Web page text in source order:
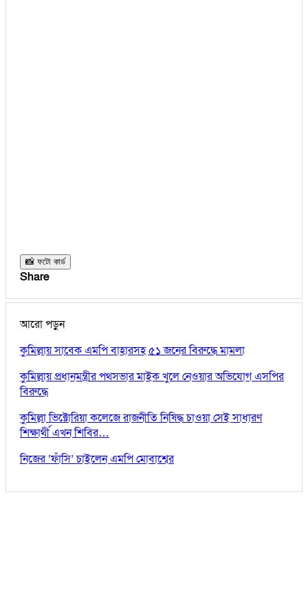
📸 ফটো কার্ড
Share
আরো পড়ুন
কুমিল্লায় সাবেক এমপি বাহারসহ ৫১ জনের বিরুদ্ধে মামলা
কুমিল্লায় প্রধানমন্ত্রীর পথসভার মাইক খুলে নেওয়ার অভিযোগ এসপির
বিরুদ্ধে
কুমিল্লা ভিক্টোরিয়া কলেজে রাজনীতি নিষিদ্ধ চাওয়া সেই সাধারণ
শিক্ষার্থী এখন শিবির…
নিজের ‘ফাঁসি’ চাইলেন এমপি মোবাশ্বের